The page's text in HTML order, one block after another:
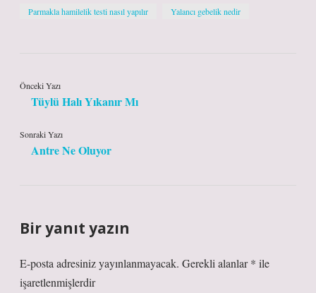
Parmakla hamilelik testi nasıl yapılır Yalancı gebelik nedir
Önceki Yazı
Tüylü Halı Yıkanır Mı
Sonraki Yazı
Antre Ne Oluyor
Bir yanıt yazın
E-posta adresiniz yayınlanmayacak. Gerekli alanlar* ile
işaretlenmişlerdir